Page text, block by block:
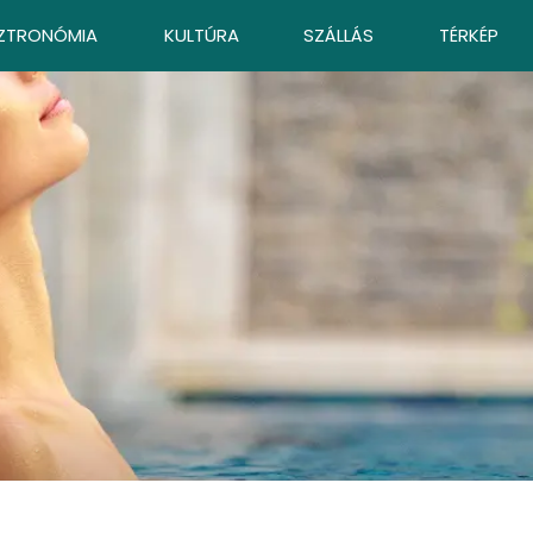
KULTÚRA SZÁLLÁS TÉRKÉP